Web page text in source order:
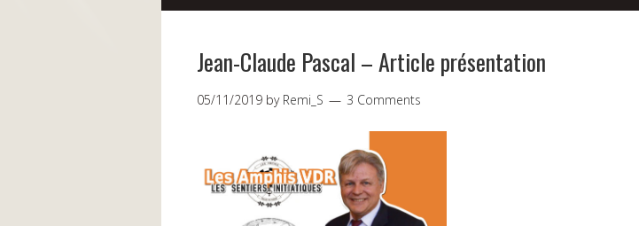
Jean-Claude Pascal – Article présentation
05/11/2019 by Remi_S 3 Comments